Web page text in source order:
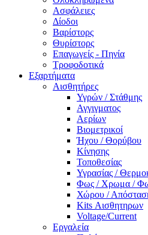
Ασφάλειες
Δίοδοι
Βαρίστορς
Θυρίστορς
Επαγωγείς - Πηνία
Τροφοδοτικά
Εξαρτήματα
Αισθητήρες
Υγρών / Στάθμης
Αγγιγματος
Αερίων
Βιομετρικοί
Ήχου / Θορύβου
Κίνησης
Τοποθεσίας
Υγρασίας /
Φως / Χρωμα /
Χώρου /
Kits Αισθητηρων
Voltage/Current
Εργαλεία